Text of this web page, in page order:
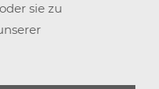
GMBH
sie zu